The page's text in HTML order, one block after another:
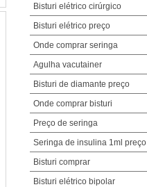
Bisturi elétrico cirúrgico
Bisturi elétrico preço
Onde comprar seringa
Agulha vacutainer
Bisturi de diamante preço
Onde comprar bisturi
Preço de seringa
Seringa de insulina 1ml preço
Bisturi comprar
Bisturi elétrico bipolar